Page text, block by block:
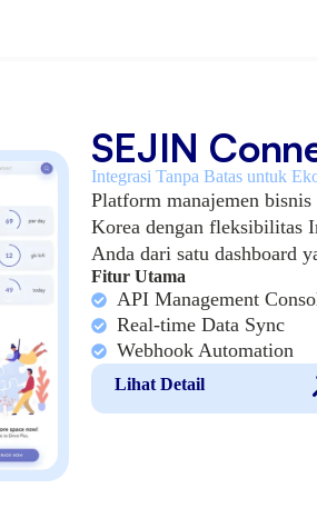
SEJIN
Integrasi Tanpa Batas untuk
Platform manajemen
Korea dengan fleksibilitas
Anda dari satu dashboard
Fitur Utama
API Management
Real-time Data Sync
Webhook Automation
Lihat Detail